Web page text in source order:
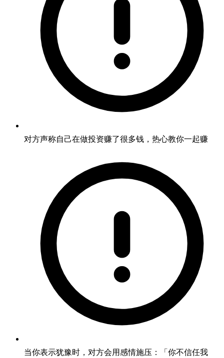
对方声称自己在做投资赚了很多钱，热心教你一起赚
当你表示犹豫时，对方会用感情施压：「你不信任我